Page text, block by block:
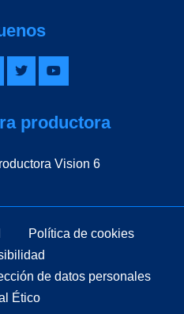
productora
Política de cookies
de datos personales
Ético